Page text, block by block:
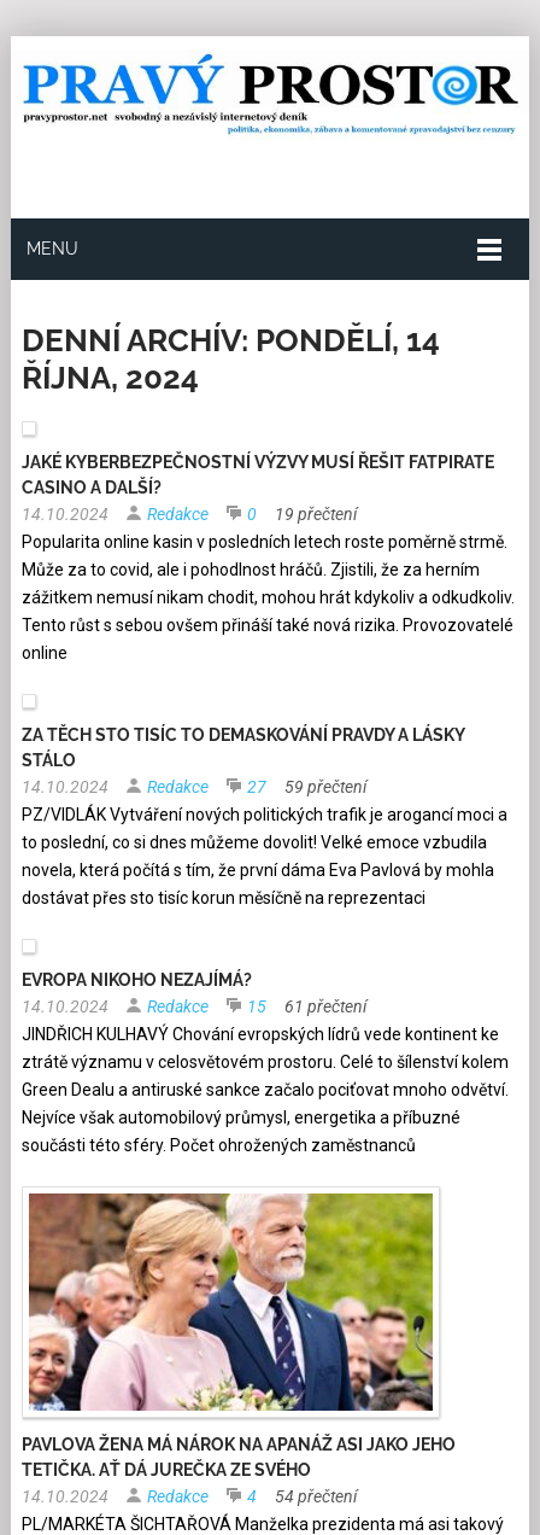
MENU
DENNÍ ARCHÍV: PONDĚLÍ, 14
ŘÍJNA, 2024
JAKÉ KYBERBEZPEČNOSTNÍ VÝZVY MUSÍ ŘEŠIT FATPIRATE
CASINO A DALŠÍ?
14.10.2024
Redakce 0
19 přečtení
Popularita online kasin v posledních letech roste poměrně strmě.
Může za to covid, ale i pohodlnost hráčů. Zjistili, že za herním
zážitkem nemusí nikam chodit, mohou hrát kdykoliv a odkudkoliv.
Tento růst s sebou ovšem přináší také nová rizika. Provozovatelé
online
ZA TĚCH STO TISÍC TO DEMASKOVÁNÍ PRAVDY A LÁSKY
STÁLO
14.10.2024
Redakce 27
59 přečtení
PZ/VIDLÁK Vytváření nových politických trafik je arogancí moci a
to poslední, co si dnes můžeme dovolit! Velké emoce vzbudila
novela, která počítá s tím, že první dáma Eva Pavlová by mohla
dostávat přes sto tisíc korun měsíčně na reprezentaci
EVROPA NIKOHO NEZAJÍMÁ?
14.10.2024
Redakce 15
61 přečtení
JINDŘICH KULHAVÝ Chování evropských lídrů vede kontinent ke
ztrátě významu v celosvětovém prostoru. Celé to šílenství kolem
Green Dealu a antiruské sankce začalo pociťovat mnoho odvětví.
Nejvíce však automobilový průmysl, energetika a příbuzné
součásti této sféry. Počet ohrožených zaměstnanců
PAVLOVA ŽENA MÁ NÁROK NA APANÁŽ ASI JAKO JEHO
TETIČKA. AŤ DÁ JUREČKA ZE SVÉHO
14.10.2024
Redakce 4
54 přečtení
PL/MARKÉTA ŠICHTAŘOVÁ Manželka prezidenta má asi takový